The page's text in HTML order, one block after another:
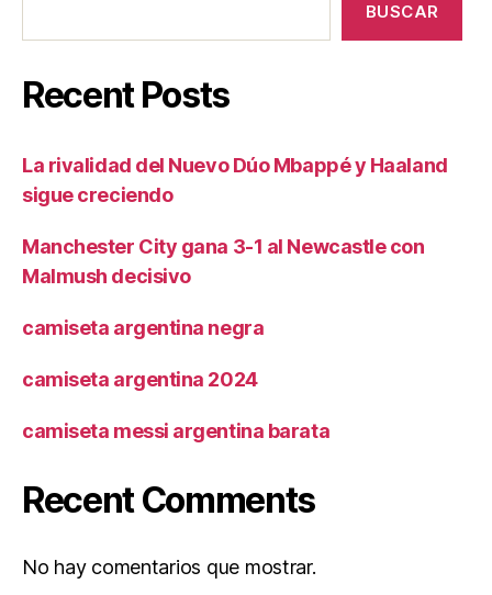
BUSCAR
Recent Posts
La rivalidad del Nuevo Dúo Mbappé y Haaland
sigue creciendo
Manchester City gana 3-1 al Newcastle con
Malmush decisivo
camiseta argentina negra
camiseta argentina 2024
camiseta messi argentina barata
Recent Comments
No hay comentarios que mostrar.